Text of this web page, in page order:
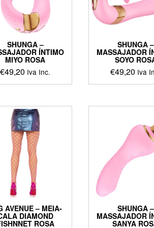
chosen
on
the
page
the
page
SHUNGA –
ÍNTIMO
MIYO ROSA
€49,20 Iva Inc.
This
has
multiple
variants.
The
options
may
be
chosen
on
the
product
page
SHUNGA –
MASSAJADOR
SOYO
€49,20 Iva
This
has
The
may
product
page
AVENUE – MEIA-
DIAMOND
ROSA
SHUNGA –
MASSAJADOR
SANYA